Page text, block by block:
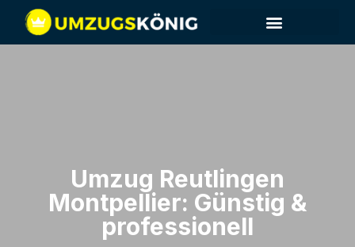
Umzug Reutlingen​
Montpellier: Günstig &
professionell​